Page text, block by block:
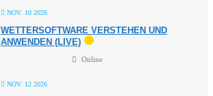
NOV. 10 2026
WETTERSOFTWARE VERSTEHEN UND
ANWENDEN (LIVE)
Online
NOV. 12 2026